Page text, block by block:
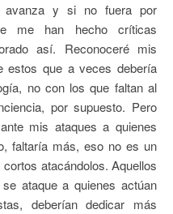
avanza y si no fuera por
me han hecho críticas
así. Reconoceré mis
estos que a veces debería
no con los que faltan al
por supuesto. Pero
mis ataques a quienes
faltaría más, eso no es un
atacándolos. Aquellos
ataque a quienes actúan
deberían dedicar más